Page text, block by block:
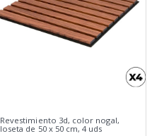
Revestimiento 3d, color nogal,
loseta de 50 x 50 cm, 4 uds